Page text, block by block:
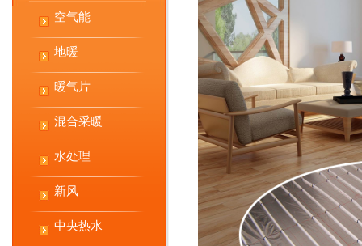
空气能
地暖
暖气片
混合采暖
水处理
新风
中央热水